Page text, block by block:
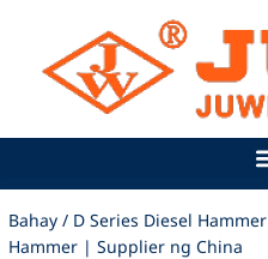
nilalaman
Bahay / D Series Diesel Hammer
Hammer | Supplier ng China